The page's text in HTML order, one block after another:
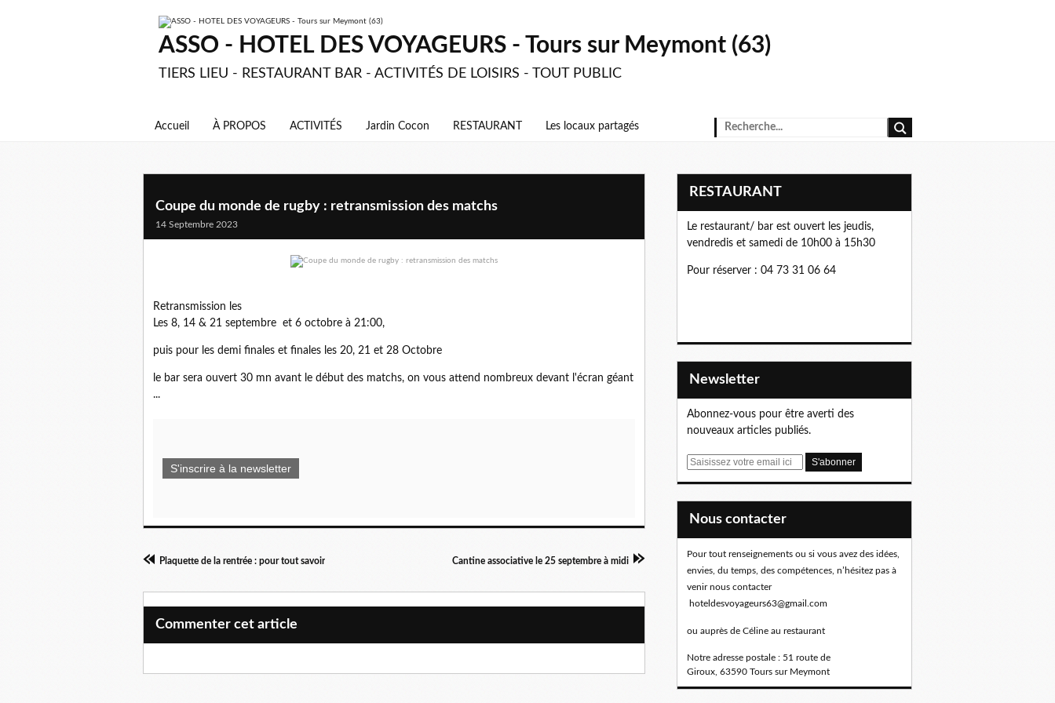
ASSO - HOTEL DES VOYAGEURS - Tours sur Meymont (63)
TIERS LIEU - RESTAURANT BAR - ACTIVITÉS DE LOISIRS - TOUT PUBLIC
Accueil À PROPOS ACTIVITÉS Jardin Cocon RESTAURANT Les locaux partagés
Coupe du monde de rugby : retransmission des matchs
14 Septembre 2023
Retransmission les
Les 8, 14 & 21 septembre et 6 octobre à 21:00,
puis pour les demi finales et finales les 20, 21 et 28 Octobre
le bar sera ouvert 30 mn avant le début des matchs, on vous attend nombreux devant l'écran géant
...
S'inscrire à la newsletter
Plaquette de la rentrée : pour tout savoir Cantine associative le 25 septembre à midi
Commenter cet article
RESTAURANT
Le restaurant/ bar est ouvert les jeudis,
vendredis et samedi de 10h00 à 15h30
Pour réserver : 04 73 31 06 64
Newsletter
Abonnez-vous pour être averti des
nouveaux articles publiés.
E
Nous contacter
Pour tout renseignements ou si vous avez des idées,
envies, du temps, des compétences, n’hésitez pas à
venir nous contacter
hoteldesvoyageurs63@gmail.com
ou auprès de Céline au restaurant
Notre adresse postale : 51 route de
Giroux, 63590 Tours sur Meymont